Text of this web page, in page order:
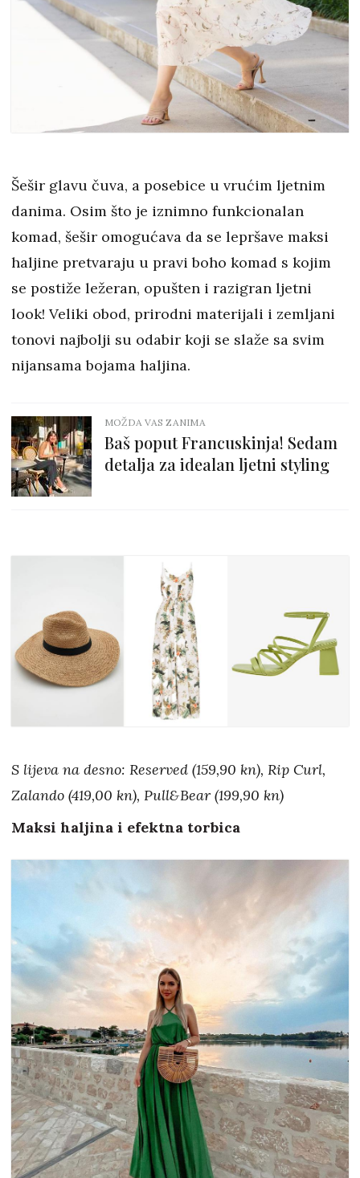
Šešir glavu čuva, a posebice u vrućim ljetnim
danima. Osim što je iznimno funkcionalan
komad, šešir omogućava da se lepršave maksi
haljine pretvaraju u pravi boho komad s kojim
se postiže ležeran, opušten i razigran ljetni
look! Veliki obod, prirodni materijali i zemljani
tonovi najbolji su odabir koji se slaže sa svim
nijansama bojama haljina.
MOŽDA VAS ZANIMA
Baš poput Francuskinja! Sedam
detalja za idealan ljetni styling
S lijeva na desno: Reserved (159,90 kn), Rip Curl,
Zalando (419,00 kn), Pull&Bear (199,90 kn)
Maksi haljina i efektna torbica